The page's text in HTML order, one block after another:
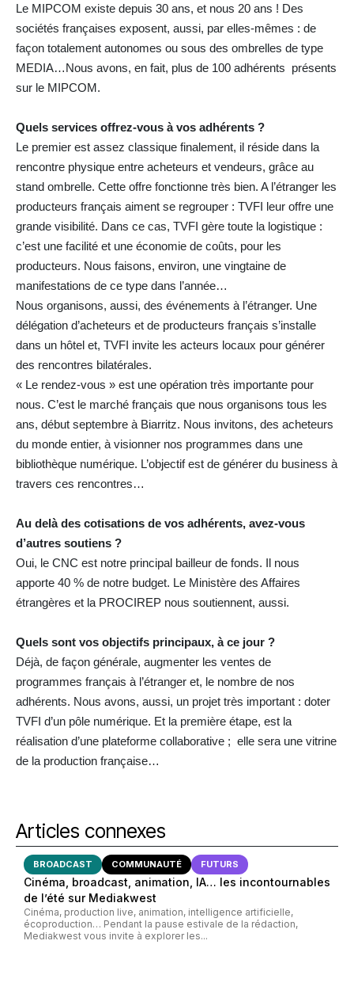
Le MIPCOM existe depuis 30 ans, et nous 20 ans ! Des
sociétés françaises exposent, aussi, par elles-mêmes : de
façon totalement autonomes ou sous des ombrelles de type
MEDIA…Nous avons, en fait, plus de 100 adhérents présents
sur le MIPCOM.
Quels services offrez-vous à vos adhérents ?
Le premier est assez classique finalement, il réside dans la
rencontre physique entre acheteurs et vendeurs, grâce au
stand ombrelle. Cette offre fonctionne très bien. A l’étranger les
producteurs français aiment se regrouper : TVFI leur offre une
grande visibilité. Dans ce cas, TVFI gère toute la logistique :
c’est une facilité et une économie de coûts, pour les
producteurs. Nous faisons, environ, une vingtaine de
manifestations de ce type dans l’année…
Nous organisons, aussi, des événements à l’étranger. Une
délégation d’acheteurs et de producteurs français s’installe
dans un hôtel et, TVFI invite les acteurs locaux pour générer
des rencontres bilatérales.
« Le rendez-vous » est une opération très importante pour
nous. C’est le marché français que nous organisons tous les
ans, début septembre à Biarritz. Nous invitons, des acheteurs
du monde entier, à visionner nos programmes dans une
bibliothèque numérique. L’objectif est de générer du business à
travers ces rencontres…
Au delà des cotisations de vos adhérents, avez-vous
d’autres soutiens ?
Oui, le CNC est notre principal bailleur de fonds. Il nous
apporte 40 % de notre budget. Le Ministère des Affaires
étrangères et la PROCIREP nous soutiennent, aussi.
Quels sont vos objectifs principaux, à ce jour ?
Déjà, de façon générale, augmenter les ventes de
programmes français à l’étranger et, le nombre de nos
adhérents. Nous avons, aussi, un projet très important : doter
TVFI d’un pôle numérique. Et la première étape, est la
réalisation d’une plateforme collaborative ; elle sera une vitrine
de la production française…
Articles connexes
BROADCAST COMMUNAUTÉ FUTURS
Cinéma, broadcast, animation, IA… les incontournables
de l’été sur Mediakwest
Cinéma, production live, animation, intelligence artificielle,
écoproduction… Pendant la pause estivale de la rédaction,
Mediakwest vous invite à explorer les...